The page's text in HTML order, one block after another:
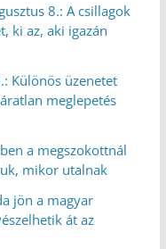
8.: A csillagok
ki az, aki igazán
Különös üzenetet
meglepetés
a megszokottnál
mikor utalnak
jön a magyar
át az